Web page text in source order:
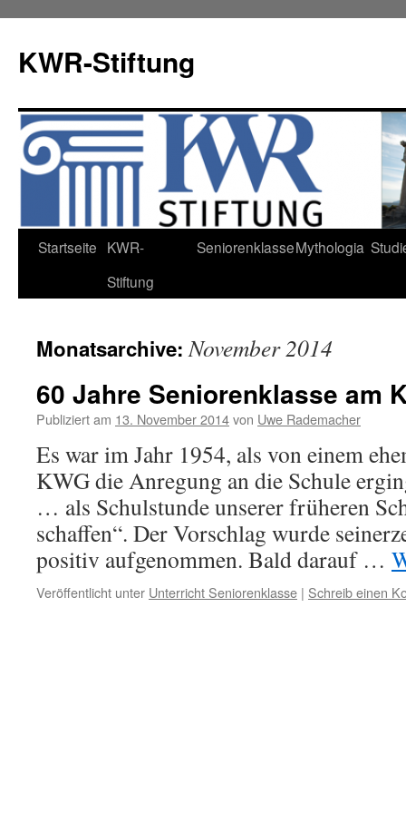
KWR-Stiftung
Zum
Startseite KWR-
Stiftung
SeniorenklasseMythologia
Monatsarchive:November 2014
60 Jahre Seniorenklasse am
Publiziert am 13. November 2014von Uwe Rademacher
Es war im Jahr 1954, als von einem
KWG die Anregung an die Schule
… als Schulstunde unserer früheren
schaffen“. Der Vorschlag wurde
positiv aufgenommen. Bald darauf …
Veröffentlicht unter Unterricht Seniorenklasse | Schreib einen